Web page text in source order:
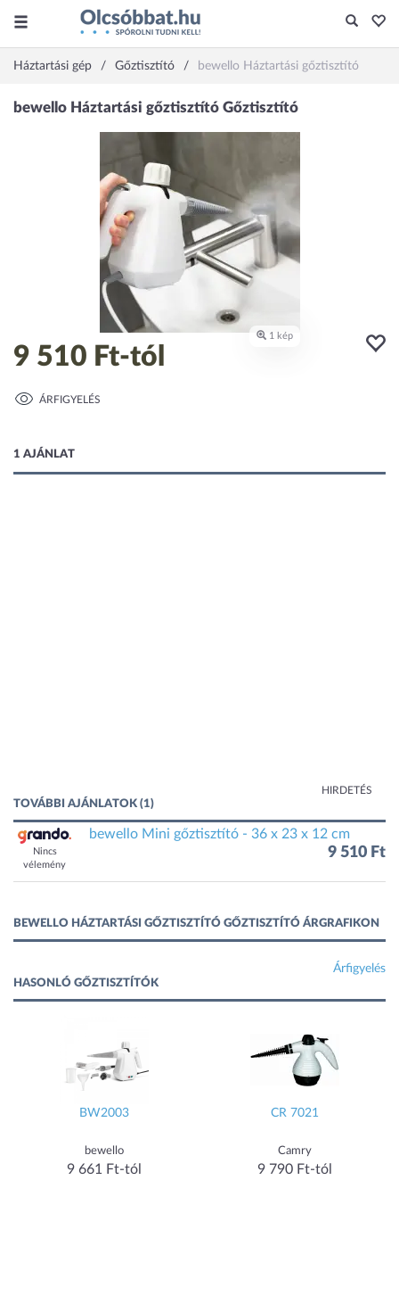
Háztartási gép Gőztisztító bewello Háztartási gőztisztító
9 510 Ft-tól
ÁRFIGYELÉS
1 AJÁNLAT
HIRDETÉS
TOVÁBBI AJÁNLATOK (1)
Nincs
vélemény
bewello Mini gőztisztító - 36 x 23 x 12 cm
9 510 Ft
BEWELLO HÁZTARTÁSI GŐZTISZTÍTÓ GŐZTISZTÍTÓ ÁRGRAFIKON
Árfigyelés
HASONLÓ GŐZTISZTÍTÓK
BW2003
bewello
9 661 Ft-tól
CR 7021
Camry
9 790 Ft-tól